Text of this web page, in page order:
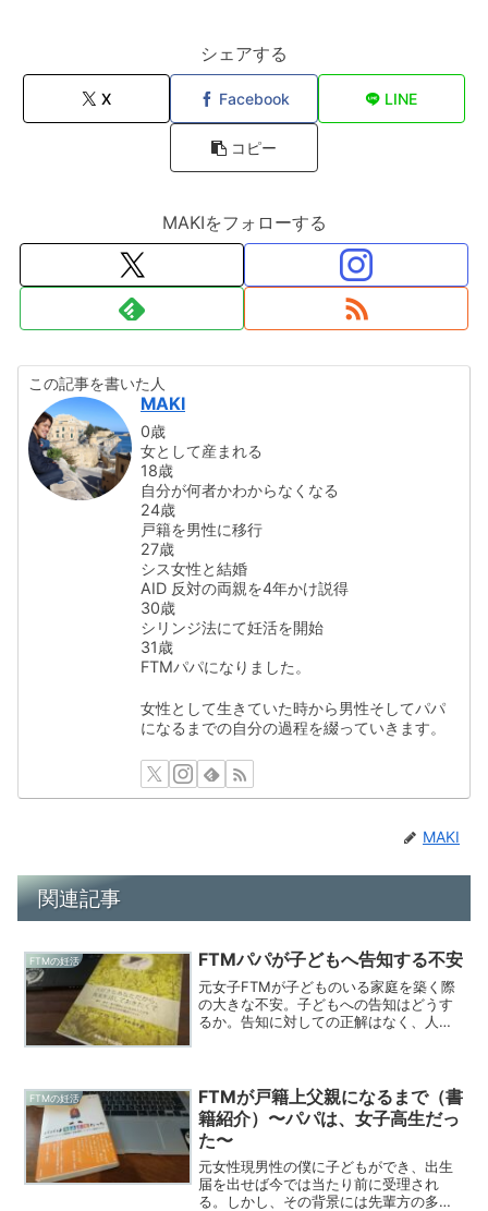
シェアする
X Facebook LINE
コピー
MAKIをフォローする
この記事を書いた人
MAKI
0歳
女として産まれる
18歳
自分が何者かわからなくなる
24歳
戸籍を男性に移行
27歳
シス女性と結婚
AID 反対の両親を4年かけ説得
30歳
シリンジ法にて妊活を開始
31歳
FTMパパになりました。
女性として生きていた時から男性そしてパパ
になるまでの自分の過程を綴っていきます。
MAKI
関連記事
FTMの妊活 FTMパパが子どもへ告知する不安
元女子FTMが子どものいる家庭を築く際
の大きな不安。子どもへの告知はどうす
るか。告知に対しての正解はなく、人そ
FTMの妊活
FTMが戸籍上父親になるまで（書
籍紹介）〜パパは、女子高生だっ
た〜
元女性現男性の僕に子どもができ、出生
届を出せば今では当たり前に受理され
る。しかし、その背景には先輩方の多大